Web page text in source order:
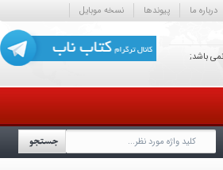
درباره ما پیوندها نسخه موبایل
باشد;